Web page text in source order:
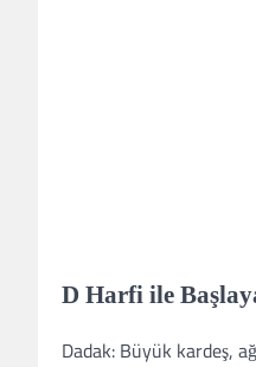
D Harfi ile
Dadak: Büyük kardeş,